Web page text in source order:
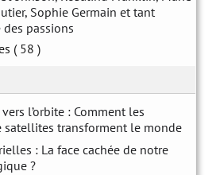
Sophie Germain et tant
passions
( 58 )
l’orbite : Comment les
transforment le monde
: La face cachée de notre
?